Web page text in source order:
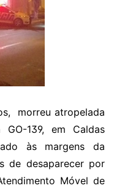
morreu atropelada
139, em Caldas
às margens da
de desaparecer por
Móvel de